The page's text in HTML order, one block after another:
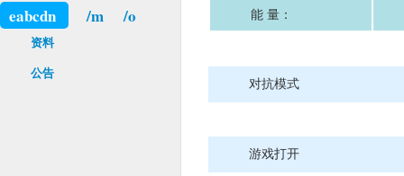
eabcdn /m /o
资料
公告
能 量：
对抗模式
游戏打开